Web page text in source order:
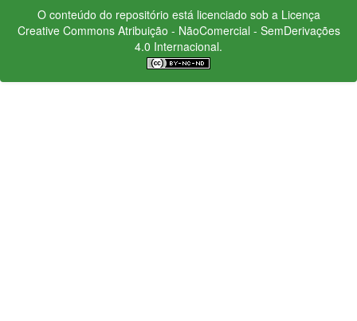
O conteúdo do repositório está licenciado sob a Licença
Creative CommonsAtribuição - NãoComercial - SemDerivações
4.0 Internacional.